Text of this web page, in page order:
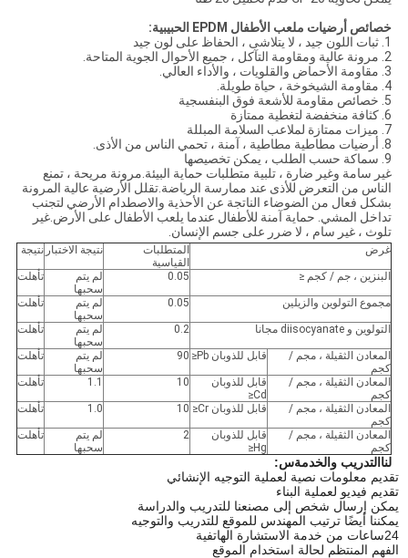
خصائص أرضيات ملعب الأطفال EPDM الحبيبية:
1. ثبات اللون جيد ، لا يتلاشى ، الحفاظ على لون جيد
2. مرونة عالية ومقاومة التآكل ، جميع الأحوال الجوية المتاحة.
3. مقاومة الأحماض والقلويات ، والأداء العالي.
4. مقاومة الشيخوخة ، حياة طويلة.
5. خصائص مقاومة للأشعة فوق البنفسجية
6. كثافة منخفضة لتغطية ممتازة
7. ميزات ممتازة لملاعب السلامة المبللة
8. أرضيات مطاطية مطاطية ، آمنة ، تحمي الناس من الأذى.
9. سماكة حسب الطلب ، يمكن تخصيصها
غير سامة وغير ضارة ، تلبية متطلبات حماية البيئة.مرونة مريحة ، تمنع
الناس من التعرض للأذى عند ممارسة الرياضة.تقلل الأرضية عالية المرونة
بشكل فعال من الضوضاء الناتجة عن الأحذية والاصطدام الأرضي لتجنب
تداخل المشي. حماية آمنة للأطفال عندما يلعب الأطفال على الأرض.غير
تلوث ، غير سام ، لا ضرر على جسم الإنسان.
غرض
المتطلبات
القياسية
نتيجة الاختبار نتيجة
البنزين ، جم / كجم ≤ 0.05
لم يتم
سحبها
تأهلت
مجموع التولوين والزيلين 0.05
لم يتم
سحبها
تأهلت
التولوين و diisocyanate مجانا 0.2
لم يتم
سحبها
تأهلت
المعادن الثقيلة ، مجم /
كجم
قابل للذوبان Pb≤ 90
لم يتم
سحبها
تأهلت
المعادن الثقيلة ، مجم /
كجم
قابل للذوبان
Cd≤
10
1.1 تأهلت
المعادن الثقيلة ، مجم /
كجم
قابل للذوبان Cr≤ 10
1.0 تأهلت
المعادن الثقيلة ، مجم /
كجم
قابل للذوبان
Hg≤
2
لم يتم
سحبها
تأهلت
لنا التدريب والخدمةس:
تقديم معلومات نصية لعملية التوجيه الإنشائي
تقديم فيديو لعملية البناء
يمكن إرسال شخص إلى مصنعنا للتدريب والدراسة
يمكننا أيضًا ترتيب المهندس للموقع للتدريب والتوجيه
24ساعات من خدمة الاستشارة الهاتفية
الفهم المنتظم لحالة استخدام الموقع